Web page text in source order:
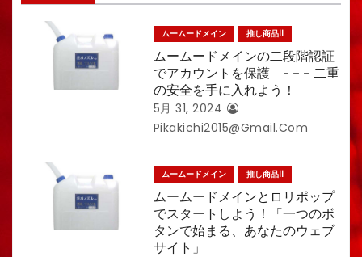
ムームードメイン 推し商品II
ムームードメインの二段階認証
でアカウントを保護 - – – 二重
の安全を手に入れよう！
5月 31, 2024
Pikakichi2015@gmail.com
ムームードメイン 推し商品II
ムームードメインとロリポップ
でスタートしよう！「一つのボ
タンで始まる、あなたのウェブ
サイト」